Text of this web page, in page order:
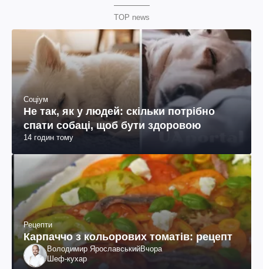
TOP news
Соціум
Не так, як у людей: скільки потрібно
спати собаці, щоб бути здоровою
14 годин тому
Рецепти
Карпаччо з кольорових томатів: рецепт
Володимир ЯрославськийВчора
Шеф-кухар